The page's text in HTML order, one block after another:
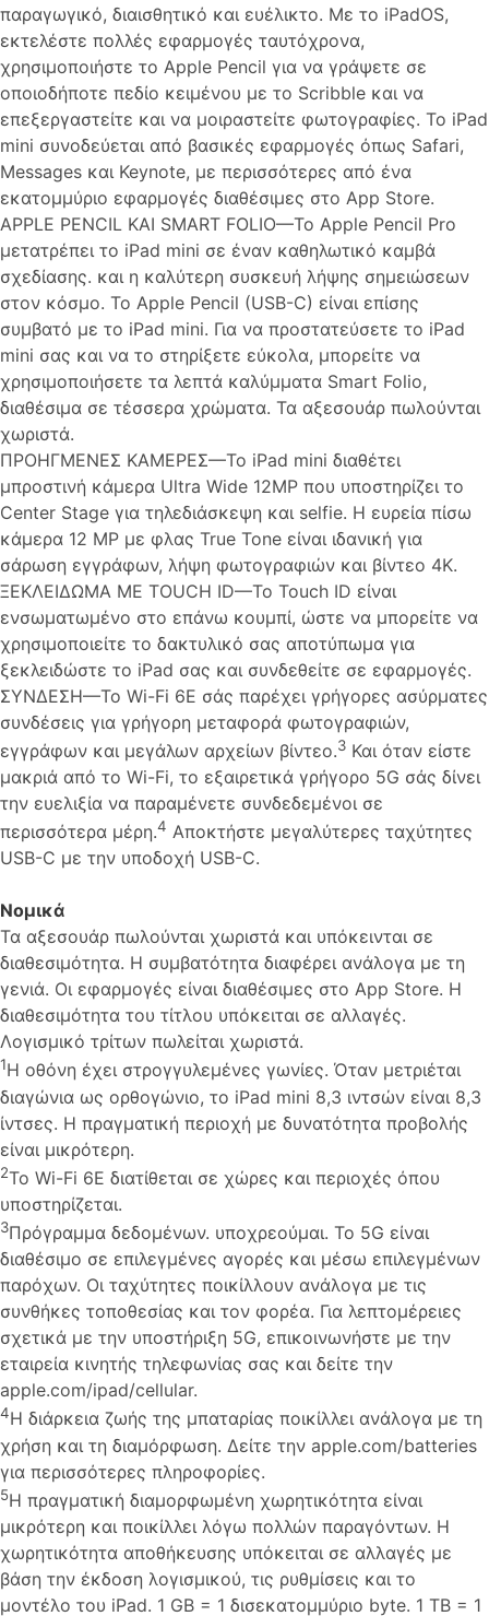
παραγωγικό, διαισθητικό και ευέλικτο. Με το iPadOS,
εκτελέστε πολλές εφαρμογές ταυτόχρονα,
χρησιμοποιήστε το Apple Pencil για να γράψετε σε
οποιοδήποτε πεδίο κειμένου με το Scribble και να
επεξεργαστείτε και να μοιραστείτε φωτογραφίες. Το iPad
mini συνοδεύεται από βασικές εφαρμογές όπως Safari,
Messages και Keynote, με περισσότερες από ένα
εκατομμύριο εφαρμογές διαθέσιμες στο App Store.
APPLE PENCIL ΚΑΙ SMART FOLIO—Το Apple Pencil Pro
μετατρέπει το iPad mini σε έναν καθηλωτικό καμβά
σχεδίασης. και η καλύτερη συσκευή λήψης σημειώσεων
στον κόσμο. Το Apple Pencil (USB-C) είναι επίσης
συμβατό με το iPad mini. Για να προστατεύσετε το iPad
mini σας και να το στηρίξετε εύκολα, μπορείτε να
χρησιμοποιήσετε τα λεπτά καλύμματα Smart Folio,
διαθέσιμα σε τέσσερα χρώματα. Τα αξεσουάρ πωλούνται
χωριστά.
ΠΡΟΗΓΜΕΝΕΣ ΚΑΜΕΡΕΣ—Το iPad mini διαθέτει
μπροστινή κάμερα Ultra Wide 12MP που υποστηρίζει το
Center Stage για τηλεδιάσκεψη και selfie. Η ευρεία πίσω
κάμερα 12 MP με φλας True Tone είναι ιδανική για
σάρωση εγγράφων, λήψη φωτογραφιών και βίντεο 4K.
ΞΕΚΛΕΙΔΩΜΑ ΜΕ TOUCH ID—Το Touch ID είναι
ενσωματωμένο στο επάνω κουμπί, ώστε να μπορείτε να
χρησιμοποιείτε το δακτυλικό σας αποτύπωμα για
ξεκλειδώστε το iPad σας και συνδεθείτε σε εφαρμογές.
ΣΥΝΔΕΣΗ—Το Wi-Fi 6E σάς παρέχει γρήγορες ασύρματες
συνδέσεις για γρήγορη μεταφορά φωτογραφιών,
εγγράφων και μεγάλων αρχείων βίντεο.3 Και όταν είστε
μακριά από το Wi-Fi, το εξαιρετικά γρήγορο 5G σάς δίνει
την ευελιξία να παραμένετε συνδεδεμένοι σε
περισσότερα μέρη.4 Αποκτήστε μεγαλύτερες ταχύτητες
USB-C με την υποδοχή USB-C.
Νομικά
Τα αξεσουάρ πωλούνται χωριστά και υπόκεινται σε
διαθεσιμότητα. Η συμβατότητα διαφέρει ανάλογα με τη
γενιά. Οι εφαρμογές είναι διαθέσιμες στο App Store. Η
διαθεσιμότητα του τίτλου υπόκειται σε αλλαγές.
Λογισμικό τρίτων πωλείται χωριστά.
1Η οθόνη έχει στρογγυλεμένες γωνίες. Όταν μετριέται
διαγώνια ως ορθογώνιο, το iPad mini 8,3 ιντσών είναι 8,3
ίντσες. Η πραγματική περιοχή με δυνατότητα προβολής
είναι μικρότερη.
2Το Wi-Fi 6E διατίθεται σε χώρες και περιοχές όπου
υποστηρίζεται.
3Πρόγραμμα δεδομένων. υποχρεούμαι. Το 5G είναι
διαθέσιμο σε επιλεγμένες αγορές και μέσω επιλεγμένων
παρόχων. Οι ταχύτητες ποικίλλουν ανάλογα με τις
συνθήκες τοποθεσίας και τον φορέα. Για λεπτομέρειες
σχετικά με την υποστήριξη 5G, επικοινωνήστε με την
εταιρεία κινητής τηλεφωνίας σας και δείτε την
apple.com/ipad/cellular.
4Η διάρκεια ζωής της μπαταρίας ποικίλλει ανάλογα με τη
χρήση και τη διαμόρφωση. Δείτε την apple.com/batteries
για περισσότερες πληροφορίες.
5Η πραγματική διαμορφωμένη χωρητικότητα είναι
μικρότερη και ποικίλλει λόγω πολλών παραγόντων. Η
χωρητικότητα αποθήκευσης υπόκειται σε αλλαγές με
βάση την έκδοση λογισμικού, τις ρυθμίσεις και το
μοντέλο του iPad. 1 GB = 1 δισεκατομμύριο byte. 1 TB = 1